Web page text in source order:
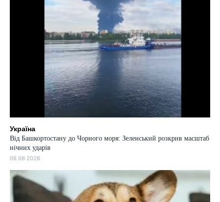
Україна
Від Башкортостану до Чорного моря: Зеленський розкрив масштаб
нічних ударів
06.08.2026